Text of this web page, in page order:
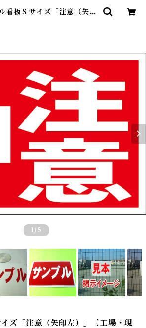
看板Ｓサイズ「注意（矢印
1 /5
ズ「注意（矢印左）」【工場・現